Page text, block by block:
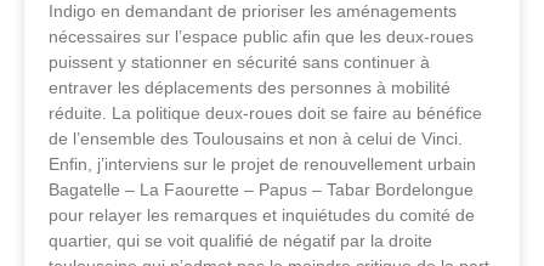
Indigo en demandant de prioriser les aménagements
nécessaires sur l’espace public afin que les deux-roues
puissent y stationner en sécurité sans continuer à
entraver les déplacements des personnes à mobilité
réduite. La politique deux-roues doit se faire au bénéfice
de l’ensemble des Toulousains et non à celui de Vinci.
Enfin, j’interviens sur le projet de renouvellement urbain
Bagatelle – La Faourette – Papus – Tabar Bordelongue
pour relayer les remarques et inquiétudes du comité de
quartier, qui se voit qualifié de négatif par la droite